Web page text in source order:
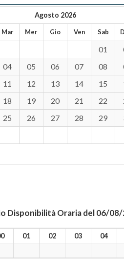
Agosto 2026
Mar Mer Gio Ven Sab
01
04 05 06 07 08
11 12 13 14 15
18 19 20 21 22
25 26 27 28 29
Disponibilità Oraria del 06/
01 02 03 04